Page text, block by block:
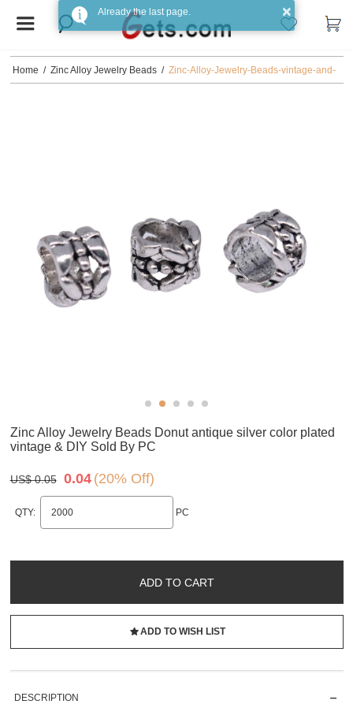
Home / Zinc Alloy Jewelry Beads / Zinc-Alloy-Jewelry-Beads-vintage-and-
Zinc Alloy Jewelry Beads Donut antique silver color plated
vintage & DIY Sold By PC
US$ 0.05 0.04 (20% Off)
QTY: PC
ADD TO CART
ADD TO WISH LIST
DESCRIPTION